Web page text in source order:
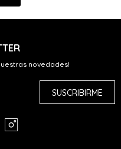
novedades!
SUSCRIBIRME
